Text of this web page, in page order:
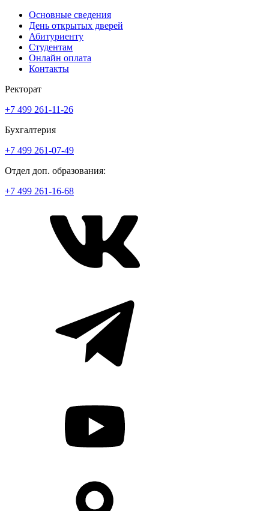
Основные сведения
День открытых дверей
Абитуриенту
Студентам
Онлайн оплата
Контакты
Ректорат
+7 499 261-11-26
Бухгалтерия
+7 499 261-07-49
Отдел доп. образования:
+7 499 261-16-68